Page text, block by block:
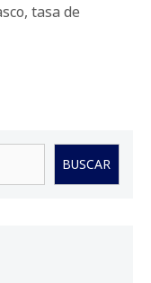
, tasa de
BUSCAR